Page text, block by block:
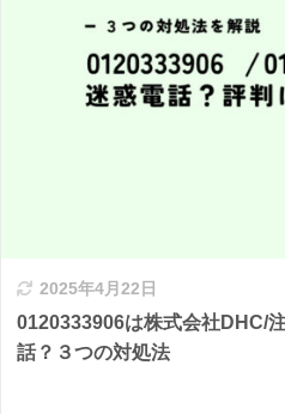
2025年4月22日
0120333906は株式会社DHC/
話？３つの対処法